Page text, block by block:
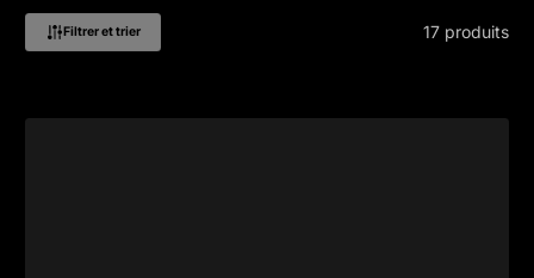
Filtrer et trier 17 produits